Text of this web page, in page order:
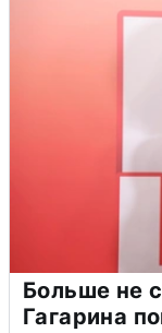
Больше не
Гагарина